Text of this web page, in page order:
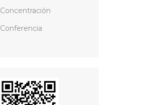
Concentración
Conferencia